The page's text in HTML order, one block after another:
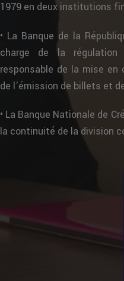
1979 en deux institutions
• La Banque de la
charge de la
responsable de la mise
de l'émission de billets et
• La Banque Nationale de
la continuité de la division